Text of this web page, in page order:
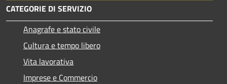
CATEGORIE DI SERVIZIO
Anagrafe e stato civile
Cultura e tempo libero
Vita lavorativa
Imprese e Commercio